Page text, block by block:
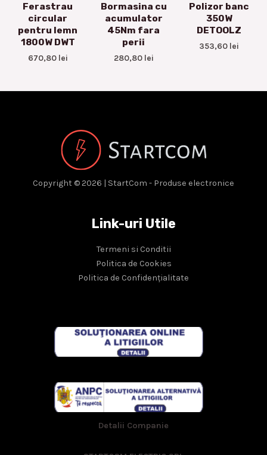
Ferastrau
circular
pentru lemn
1800W DWT
670,80 lei
Bormasina cu
acumulator
45Nm fara
perii
280,80 lei
Polizor banc
350W
DETOOLZ
353,60 lei
Copyright © 2026 | StartCom - Produse electronice
Link-uri Utile
Termeni si Conditii
Politica de Cookies
Politica de Confidențialitate
Detalii Companie